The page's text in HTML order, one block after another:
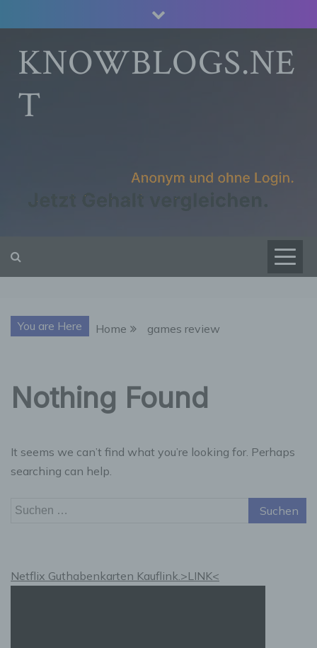
to
contentKNOWBLOGS.NE
T
You are Here Home games review
Nothing Found
It seems we can’t find what you’re looking for. Perhaps
searching can help.
Suchen
Netflix Guthabenkarten Kauflink.>LINK<